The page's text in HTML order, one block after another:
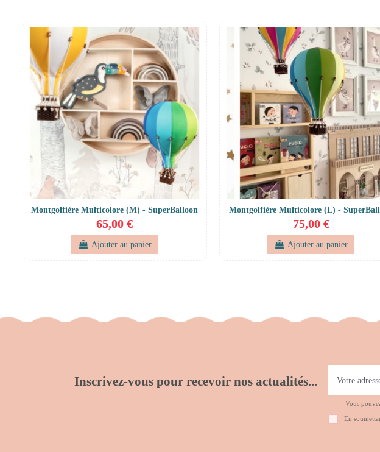
Montgolfière Multicolore (M) - SuperBalloon
65,00 €
Ajouter au panier
Montgolfière Multicolore (L) -
75,00 €
Ajouter au panier
Inscrivez-vous pour recevoir nos actualités...
Vous
En